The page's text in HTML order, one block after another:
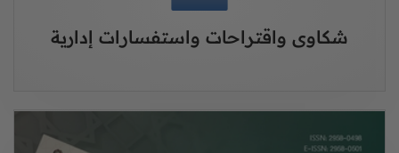
شكاوى واقتراحات واستفسارات إدارية